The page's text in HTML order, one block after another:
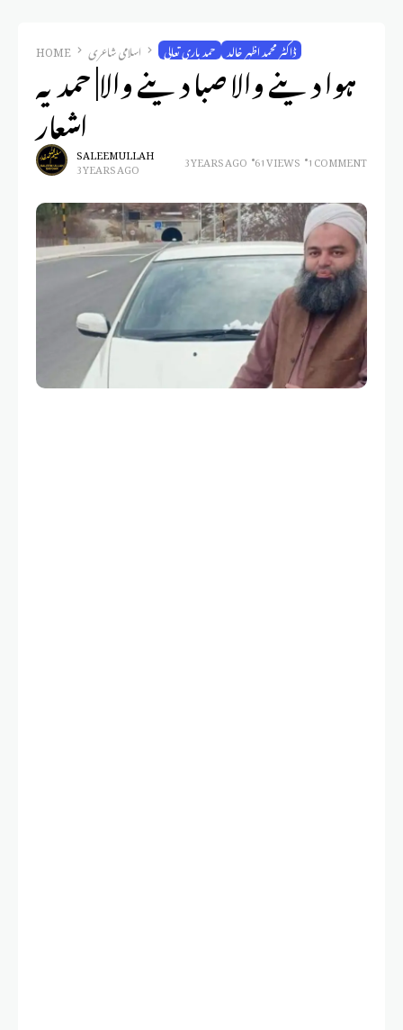
HOME اسلامی شاعری حمد باری تعالی ڈاکٹر محمد اظہر خالد
ہوا دینے والا صبا دینے والا| حمدیہ
اشعارSALEEM ULLAH
3 YEARS AGO 3 YEARS AGO 61 VIEWS 1 COMMENT